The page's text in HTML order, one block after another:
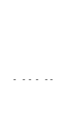
- - - - - -